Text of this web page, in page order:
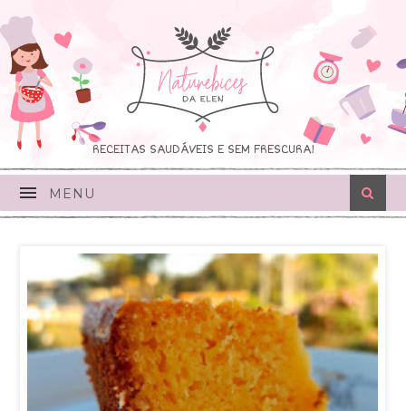
RECEITAS SAUDÁVEIS E SEM FRESCURA!
MENU